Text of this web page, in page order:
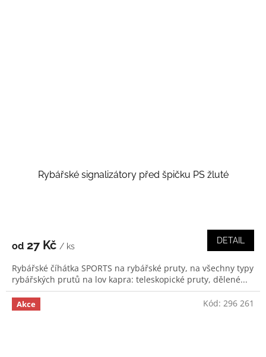
Rybářské signalizátory před špičku PS žluté
od 27 Kč / ks
DETAIL
Rybářské číhátka SPORTS na rybářské pruty, na všechny typy
rybářských prutů na lov kapra: teleskopické pruty, dělené...
Akce Kód: 296 261